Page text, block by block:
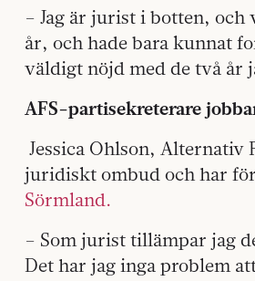
– Jag är jurist i botten, och
år, och hade bara kunnat
väldigt nöjd med de två år
AFS-partisekreterare
Jessica Ohlson, Alternativ
juridiskt ombud och har
Sörmland.
– Som jurist tillämpar jag
Det har jag inga problem